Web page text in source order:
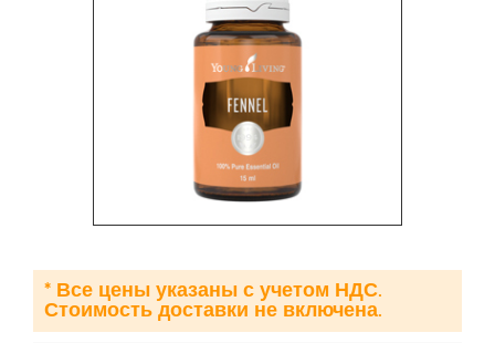
* Все цены указаны с учетом НДС.
Стоимость доставки не включена.